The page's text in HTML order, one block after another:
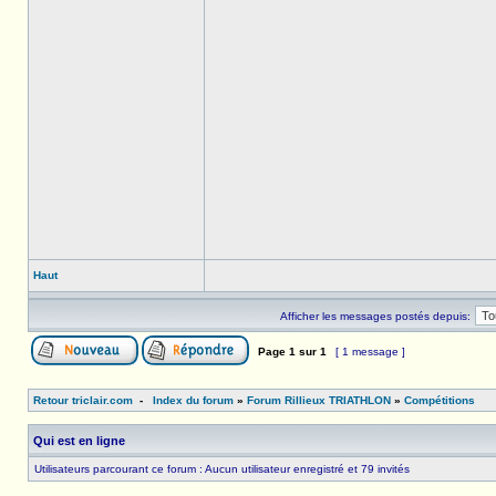
Haut
Afficher les messages postés depuis:
Page 1 sur 1 [ 1 message ]
Retour triclair.com - Index du forum » Forum Rillieux TRIATHLON » Compétitions
Qui est en ligne
Utilisateurs parcourant ce forum : Aucun utilisateur enregistré et 79 invités